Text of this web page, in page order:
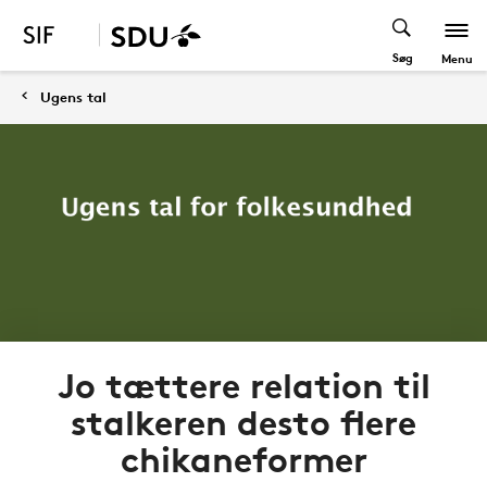
Søg Menu
Ugens tal
Jo tættere relation til
stalkeren desto flere
chikaneformer